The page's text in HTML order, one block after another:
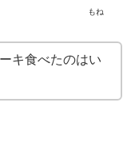
もね
キ食べたのはい